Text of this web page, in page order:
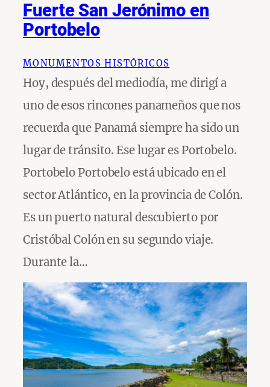
Fuerte San Jerónimo en
Portobelo
MONUMENTOS HISTÓRICOS
Hoy, después del mediodía, me dirigí a
uno de esos rincones panameños que nos
recuerda que Panamá siempre ha sido un
lugar de tránsito. Ese lugar es Portobelo.
Portobelo Portobelo está ubicado en el
sector Atlántico, en la provincia de Colón.
Es un puerto natural descubierto por
Cristóbal Colón en su segundo viaje.
Durante la…